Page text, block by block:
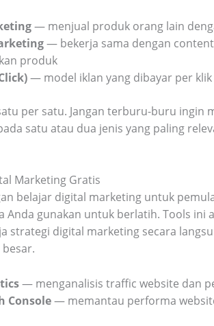
— menjual produk orang lain
— bekerja sama dengan
produk
— model iklan yang dibayar per klik
per satu. Jangan terburu-buru ingin
satu atau dua jenis yang paling
Marketing Gratis
belajar digital marketing untuk
Anda gunakan untuk berlatih. Tools ini
strategi digital marketing secara
— menganalisis traffic website dan
Console— memantau performa